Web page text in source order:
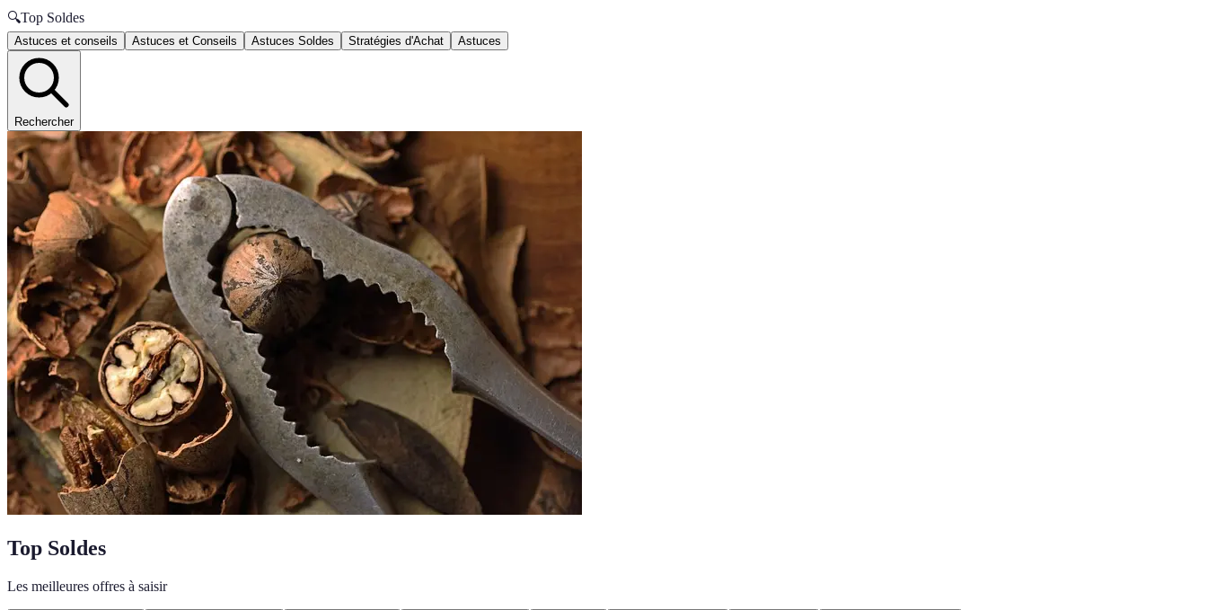
🔍Top Soldes
Astuces et conseils Astuces et Conseils Astuces Soldes Stratégies d'Achat Astuces
Rechercher
Top Soldes
Les meilleures offres à saisir